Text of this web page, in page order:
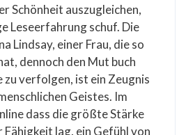
Schönheit auszugleichen,
Leseerfahrung schuf. Die
Lindsay, einer Frau, die so
dennoch den Mut buch
zu verfolgen, ist ein Zeugnis
Geistes. Im
dass die größte Stärke
Fähigkeit lag, ein Gefühl von